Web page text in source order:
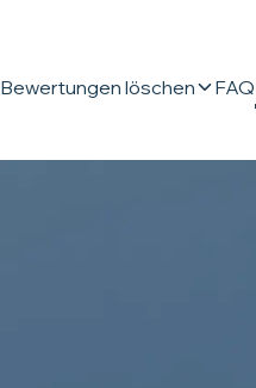
Bewertungen löschen FAQ